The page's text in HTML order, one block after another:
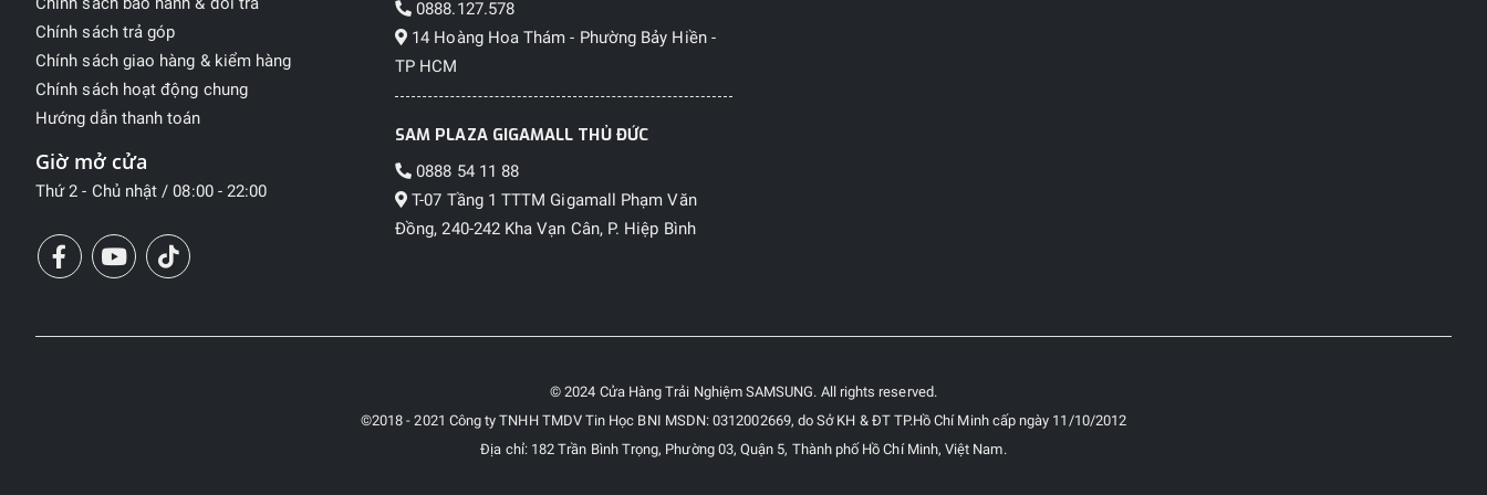
Chính sách trả góp
Chính sách giao hàng & kiểm hàng
Chính sách hoạt động chung
Hướng dẫn thanh toán
Giờ mở cửa
Thứ 2 - Chủ nhật / 08:00 - 22:00
0888.127.578
14 Hoàng Hoa Thám - Phường Bảy Hiền -
TP HCM
SAM PLAZA GIGAMALL THỦ ĐỨC
0888 54 11 88
T-07 Tầng 1 TTTM Gigamall Phạm Văn
Đồng, 240-242 Kha Vạn Cân, P. Hiệp Bình
© 2024 Cửa Hàng Trải Nghiệm SAMSUNG. All rights reserved.
©2018 - 2021 Công ty TNHH TMDV Tin Học BNI MSDN: 0312002669, do Sở KH & ĐT TP.Hồ Chí Minh cấp ngày 11/10/2012
Địa chỉ: 182 Trần Bình Trọng, Phường 03, Quận 5, Thành phố Hồ Chí Minh, Việt Nam.